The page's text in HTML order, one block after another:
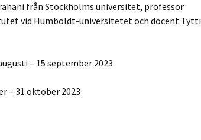
från Stockholms universitet, professor
vid Humboldt-universitetet och docent Tytti
– 15 september 2023
– 31 oktober 2023